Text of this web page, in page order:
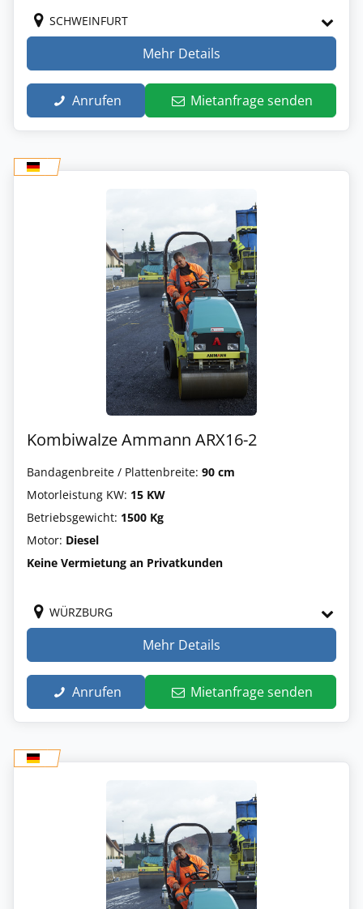
SCHWEINFURT
Mehr Details
Anrufen Mietanfrage senden
Kombiwalze Ammann ARX16-2
Bandagenbreite / Plattenbreite: 90 cm
Motorleistung KW: 15 KW
Betriebsgewicht: 1500 Kg
Motor: Diesel
Keine Vermietung an Privatkunden
WÜRZBURG
Mehr Details
Anrufen Mietanfrage senden